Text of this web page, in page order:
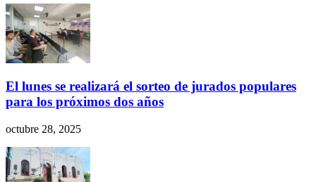
El lunes se realizará el sorteo de jurados populares
para los próximos dos años
octubre 28, 2025